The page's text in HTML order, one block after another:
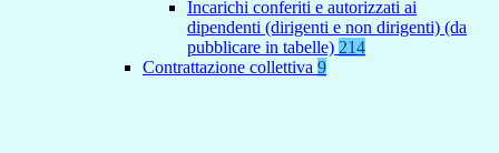
Incarichi conferiti e autorizzati ai
dipendenti (dirigenti e non dirigenti) (da
pubblicare in tabelle) 214
Contrattazione collettiva 9